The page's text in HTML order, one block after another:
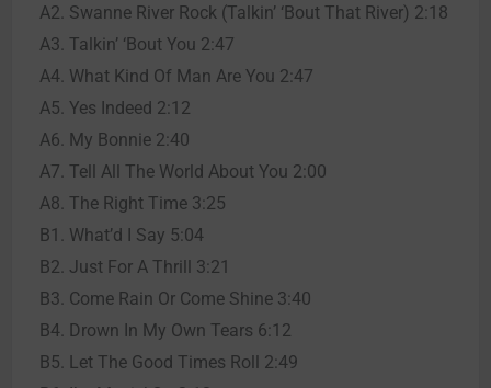
A2. Swanne River Rock (Talkin’ ‘Bout That River) 2:18
A3. Talkin’ ‘Bout You 2:47
A4. What Kind Of Man Are You 2:47
A5. Yes Indeed 2:12
A6. My Bonnie 2:40
A7. Tell All The World About You 2:00
A8. The Right Time 3:25
B1. What’d I Say 5:04
B2. Just For A Thrill 3:21
B3. Come Rain Or Come Shine 3:40
B4. Drown In My Own Tears 6:12
B5. Let The Good Times Roll 2:49